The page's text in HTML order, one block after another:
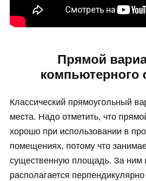
Прямой
компьютерного
Классический прямоугольный
места. Надо отметить, что
хорошо при использовании в
помещениях, потому что
существенную площадь. За ним
располагается